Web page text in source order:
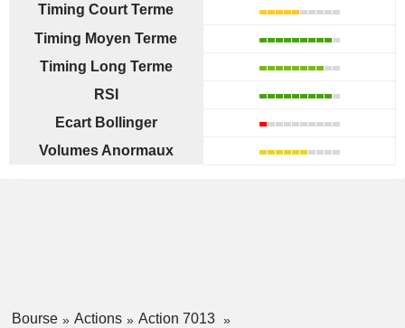
Timing Court Terme
Timing Moyen Terme
Timing Long Terme
RSI
Ecart Bollinger
Volumes Anormaux
Bourse Actions
Action 7013